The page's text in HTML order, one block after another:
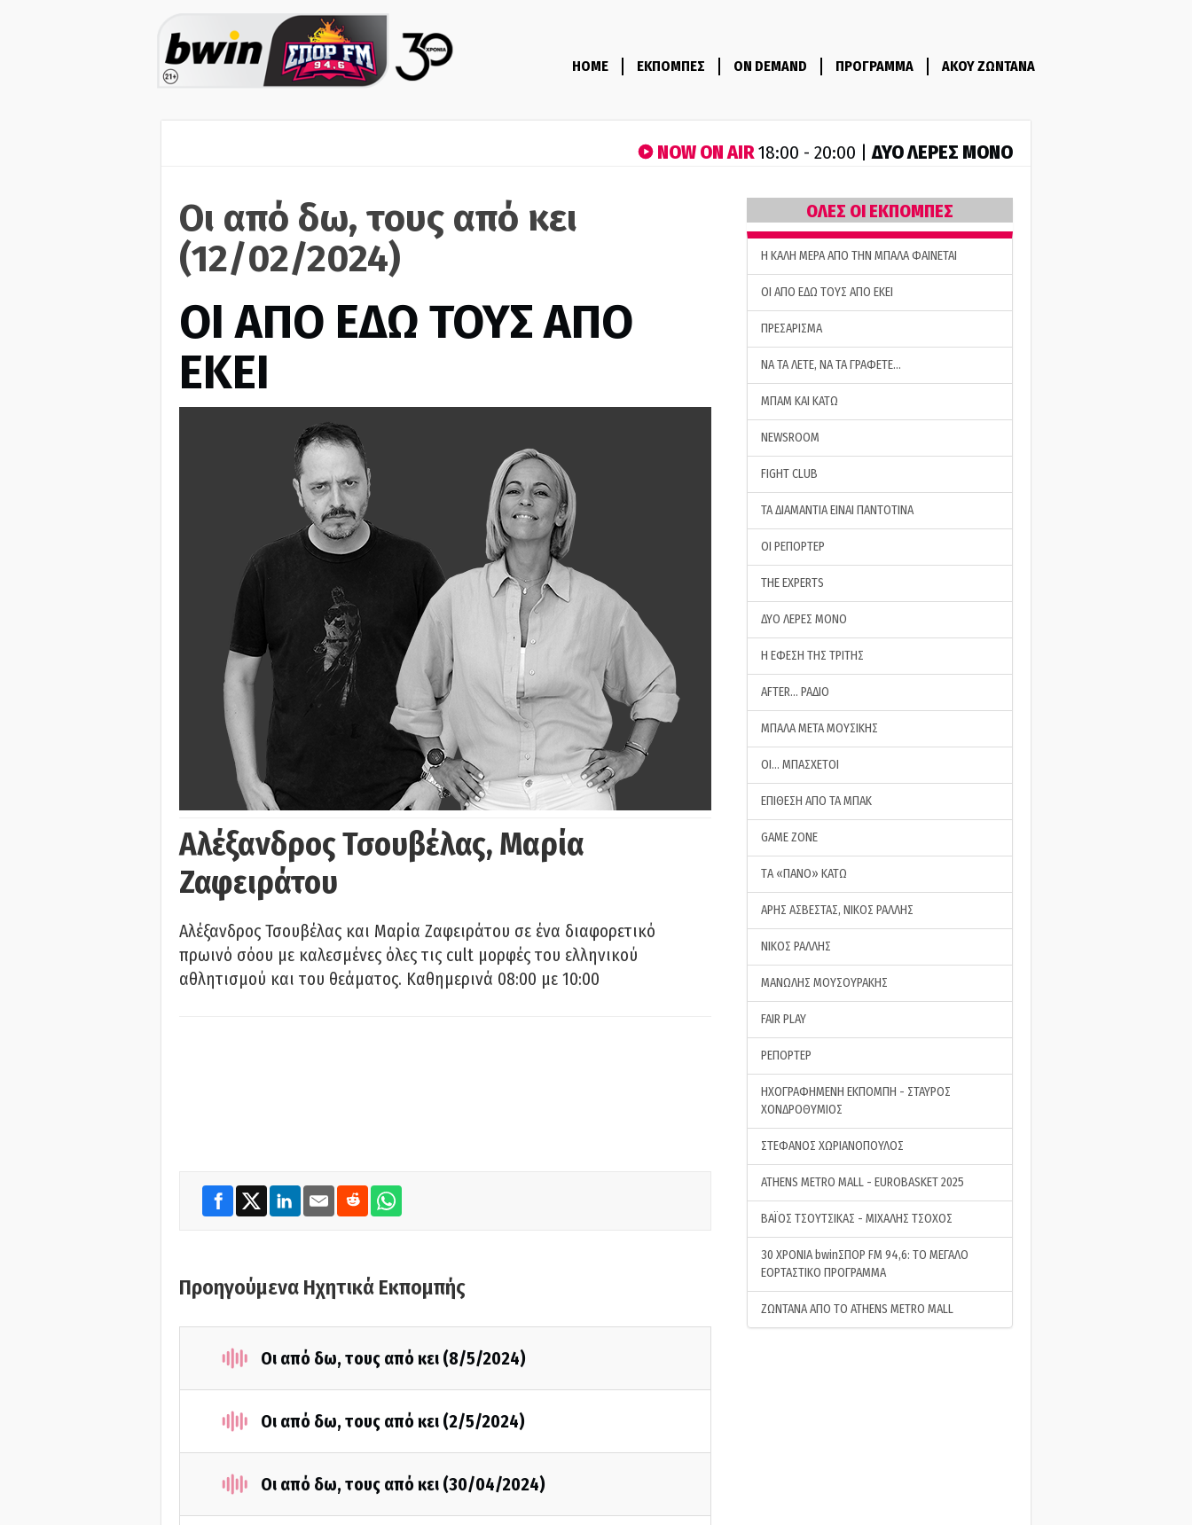
HOME ΕΚΠΟΜΠΕΣ ON DEMAND ΠΡΟΓΡΑΜΜΑ ΑΚΟΥ ΖΩΝΤΑΝΑ
NOW ON AIR18:00 - 20:00 |ΔΥΟ ΛΕΡΕΣ ΜΟΝΟ
Οι από δω, τους από κει
(12/02/2024)
ΟΙ ΑΠΟ ΕΔΩ ΤΟΥΣ ΑΠΟ
ΕΚΕΙ
Αλέξανδρος Τσουβέλας, Μαρία
Ζαφειράτου
Αλέξανδρος Τσουβέλας και Μαρία Ζαφειράτου σε ένα διαφορετικό
πρωινό σόου με καλεσμένες όλες τις cult μορφές του ελληνικού
αθλητισμού και του θεάματος. Καθημερινά 08:00 με 10:00
Προηγούμενα Ηχητικά Εκπομπής
Οι από δω, τους από κει (8/5/2024)
Οι από δω, τους από κει (2/5/2024)
Οι από δω, τους από κει (30/04/2024)
ΟΛΕΣ ΟΙ ΕΚΠΟΜΠΕΣ
H ΚΑΛΗ ΜΕΡΑ ΑΠΟ ΤΗΝ ΜΠΑΛΑ ΦΑΙΝΕΤΑΙ
ΟΙ ΑΠΟ ΕΔΩ ΤΟΥΣ ΑΠΟ ΕΚΕΙ
ΠΡΕΣΑΡΙΣΜΑ
ΝΑ ΤΑ ΛΕΤΕ, ΝΑ ΤΑ ΓΡΑΦΕΤΕ…
ΜΠΑΜ ΚΑΙ ΚΑΤΩ
NEWSROOM
FIGHT CLUB
ΤΑ ΔΙΑΜΑΝΤΙΑ ΕΙΝΑΙ ΠΑΝΤΟΤΙΝΑ
ΟΙ ΡΕΠΟΡΤΕΡ
THE EXPERTS
ΔΥΟ ΛΕΡΕΣ ΜΟΝΟ
Η ΕΦΕΣΗ ΤΗΣ ΤΡΙΤΗΣ
AFTER… ΡΑΔΙΟ
ΜΠΑΛΑ ΜΕΤΑ ΜΟΥΣΙΚΗΣ
ΟΙ… ΜΠΑΣΧΕΤΟΙ
ΕΠΙΘΕΣΗ ΑΠΟ ΤΑ ΜΠΑΚ
GAME ZONE
ΤA «ΠΑΝΟ» ΚΑΤΩ
ΑΡΗΣ ΑΣΒΕΣΤΑΣ, ΝΙΚΟΣ ΡΑΛΛΗΣ
ΝΙΚΟΣ ΡΑΛΛΗΣ
ΜΑΝΩΛΗΣ ΜΟΥΣΟΥΡΑΚΗΣ
FAIR PLAY
ΡΕΠΟΡΤΕΡ
ΗΧΟΓΡΑΦΗΜΕΝΗ ΕΚΠΟΜΠΗ - ΣΤΑΥΡΟΣ
ΧΟΝΔΡΟΘΥΜΙΟΣ
ΣΤΕΦΑΝΟΣ ΧΩΡΙΑΝΟΠΟΥΛΟΣ
ATHENS METRO MALL - EUROBASKET 2025
ΒΑΪΟΣ ΤΣΟΥΤΣΙΚΑΣ - ΜΙΧΑΛΗΣ ΤΣΟΧΟΣ
30 ΧΡΟΝΙΑ bwinΣΠΟΡ FM 94,6: ΤΟ ΜΕΓΑΛΟ
ΕΟΡΤΑΣΤΙΚΟ ΠΡΟΓΡΑΜΜΑ
ΖΩΝΤΑΝΑ ΑΠΟ ΤΟ ATHENS METRO MALL